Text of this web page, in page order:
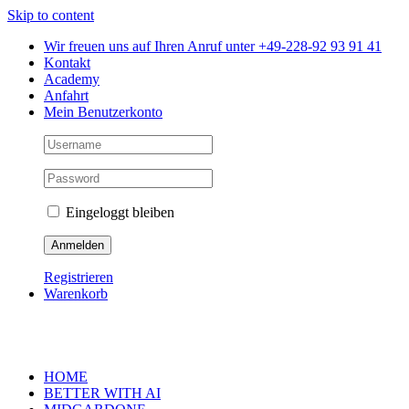
Skip to content
Wir freuen uns auf Ihren Anruf unter +49-228-92 93 91 41
Kontakt
Academy
Anfahrt
Mein Benutzerkonto
Eingeloggt bleiben
Registrieren
Warenkorb
HOME
BETTER WITH AI